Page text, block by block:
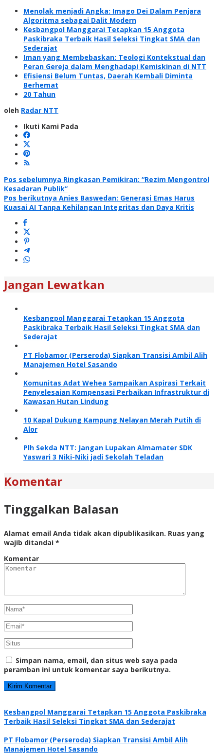
Menolak menjadi Angka: Imago Dei Dalam Penjara
Algoritma sebagai Dalit Modern
Kesbangpol Manggarai Tetapkan 15 Anggota
Paskibraka Terbaik Hasil Seleksi Tingkat SMA dan
Sederajat
Iman yang Membebaskan: Teologi Kontekstual dan
Peran Gereja dalam Menghadapi Kemiskinan di NTT
Efisiensi Belum Tuntas, Daerah Kembali Diminta
Berhemat
20 Tahun
oleh Radar NTT
Ikuti Kami Pada
Navigasi
pos
Pos sebelumnya Ringkasan Pemikiran: “Rezim Mengontrol
Kesadaran Publik”
Pos berikutnya Anies Baswedan: Generasi Emas Harus
Kuasai AI Tanpa Kehilangan Integritas dan Daya Kritis
Jangan Lewatkan
Kesbangpol Manggarai Tetapkan 15 Anggota
Paskibraka Terbaik Hasil Seleksi Tingkat SMA dan
Sederajat
PT Flobamor (Perseroda) Siapkan Transisi Ambil Alih
Manajemen Hotel Sasando
Komunitas Adat Wehea Sampaikan Aspirasi Terkait
Penyelesaian Kompensasi Perbaikan Infrastruktur di
Kawasan Hutan Lindung
10 Kapal Dukung Kampung Nelayan Merah Putih di
Alor
Plh Sekda NTT: Jangan Lupakan Almamater SDK
Yaswari 3 Niki-Niki jadi Sekolah Teladan
Komentar
Tinggalkan Balasan
Alamat email Anda tidak akan dipublikasikan. Ruas yang
wajib ditandai *
Komentar
Simpan nama, email, dan situs web saya pada
peramban ini untuk komentar saya berikutnya.
Kesbangpol Manggarai Tetapkan 15 Anggota Paskibraka
Terbaik Hasil Seleksi Tingkat SMA dan Sederajat
PT Flobamor (Perseroda) Siapkan Transisi Ambil Alih
Manajemen Hotel Sasando